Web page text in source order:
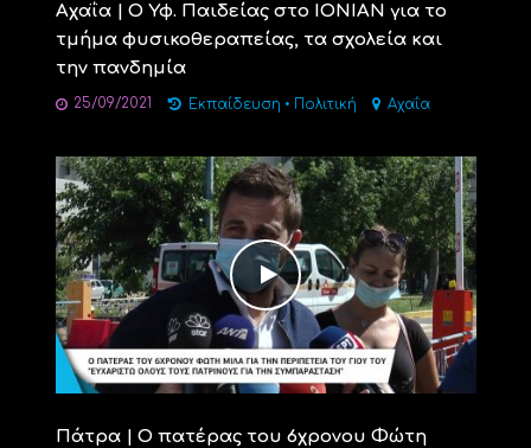
Αχαΐα | O Υφ. Παιδείας στο ΙΟΝΙΑΝ για το
τμήμα φυσικοθεραπείας, τα σχολεία και
την πανδημία
25/09/2021 Εκπαίδευση • Πολιτική Αχαΐα
Πάτρα | Ο πατέρας του 6χρονου Φώτη